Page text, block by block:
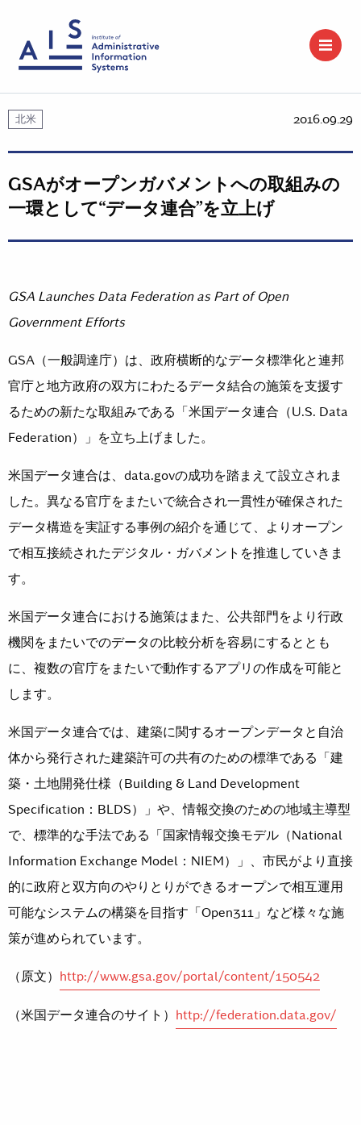
北米 2016.09.29
GSAがオープンガバメントへの取組みの
一環として“データ連合”を立上げ
GSA Launches Data Federation as Part of Open
Government Efforts
GSA（一般調達庁）は、政府横断的なデータ標準化と連邦
官庁と地方政府の双方にわたるデータ結合の施策を支援す
るための新たな取組みである「米国データ連合（U.S. Data
Federation）」を立ち上げました。
米国データ連合は、data.govの成功を踏まえて設立されま
した。異なる官庁をまたいで統合され一貫性が確保された
データ構造を実証する事例の紹介を通じて、よりオープン
で相互接続されたデジタル・ガバメントを推進していきま
す。
米国データ連合における施策はまた、公共部門をより行政
機関をまたいでのデータの比較分析を容易にするととも
に、複数の官庁をまたいで動作するアプリの作成を可能と
します。
米国データ連合では、建築に関するオープンデータと自治
体から発行された建築許可の共有のための標準である「建
築・土地開発仕様（Building & Land Development
Specification：BLDS）」や、情報交換のための地域主導型
で、標準的な手法である「国家情報交換モデル（National
Information Exchange Model：NIEM）」、市民がより直接
的に政府と双方向のやりとりができるオープンで相互運用
可能なシステムの構築を目指す「Open311」など様々な施
策が進められています。
（原文） http://www.gsa.gov/portal/content/150542
（米国データ連合のサイト） http://federation.data.gov/